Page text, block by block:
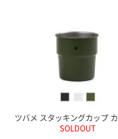
ツバメ スタッキングカップ
SOLDOUT